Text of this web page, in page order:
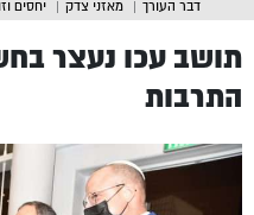
דבר העורך מאזני צדק יחסים
תושב עכו נעצר
התרבות